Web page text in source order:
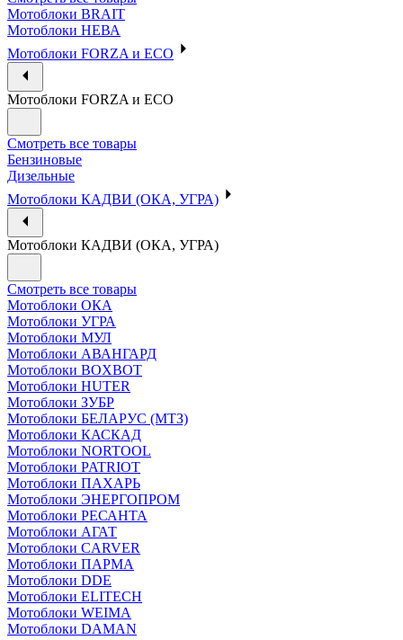
Мотоблоки BRAIT
Мотоблоки НЕВА
Мотоблоки FORZA и ECO
Мотоблоки FORZA и ECO
Смотреть все товары
Бензиновые
Дизельные
Мотоблоки КАДВИ (ОКА, УГРА)
Мотоблоки КАДВИ (ОКА, УГРА)
Смотреть все товары
Мотоблоки ОКА
Мотоблоки УГРА
Мотоблоки МУЛ
Мотоблоки АВАНГАРД
Мотоблоки BOXBOT
Мотоблоки HUTER
Мотоблоки ЗУБР
Мотоблоки БЕЛАРУС (МТЗ)
Мотоблоки КАСКАД
Мотоблоки NORTOOL
Мотоблоки PATRIOT
Мотоблоки ПАХАРЬ
Мотоблоки ЭНЕРГОПРОМ
Мотоблоки РЕСАНТА
Мотоблоки АГАТ
Мотоблоки CARVER
Мотоблоки ПАРМА
Мотоблоки DDE
Мотоблоки ELITECH
Мотоблоки WEIMA
Мотоблоки DAMAN